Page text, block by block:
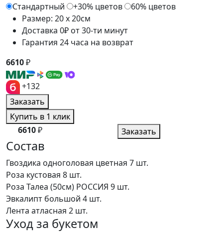
Стандартный
+30% цветов
60% цветов
Размер: 20 x 20см
Доставка 0₽ от 30-ти минут
Гарантия 24 часа на возврат
6610₽
+132
Заказать
Купить в 1 клик
6610₽ Заказать
Состав
Гвоздика одноголовая цветная 7 шт.
Роза кустовая 8 шт.
Роза Талеа (50см) РОССИЯ 9 шт.
Эвкалипт большой 4 шт.
Лента атласная 2 шт.
Уход за букетом